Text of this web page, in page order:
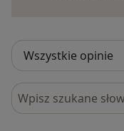
Szukaj w opiniach